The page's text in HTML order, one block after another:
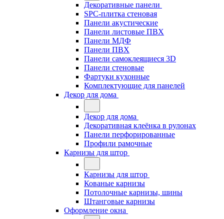
Декоративные панели
SPC-плитка стеновая
Панели акустические
Панели листовые ПВХ
Панели МДФ
Панели ПВХ
Панели самоклеящиеся 3D
Панели стеновые
Фартуки кухонные
Комплектующие для панелей
Декор для дома
Декор для дома
Декоративная клеёнка в рулонах
Панели перфорированные
Профили рамочные
Карнизы для штор
Карнизы для штор
Кованые карнизы
Потолочные карнизы, шины
Штанговые карнизы
Оформление окна